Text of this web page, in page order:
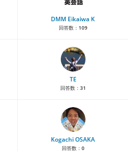
DMM Eikaiwa K
回答数： 109
TE
回答数： 31
Kogachi OSAKA
回答数： 0